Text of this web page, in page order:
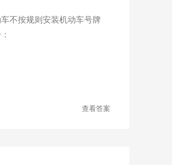
车不按规则安装机动车号牌
查看答案